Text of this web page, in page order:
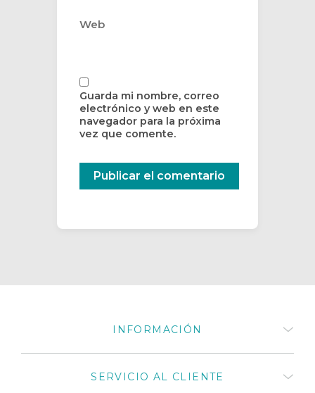
Web
Guarda mi nombre, correo
electrónico y web en este
navegador para la próxima
vez que comente.
INFORMACIÓN
Quiénes somos
SERVICIO AL CLIENTE